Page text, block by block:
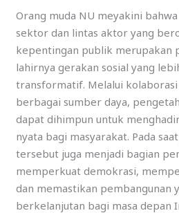
Orang muda NU meyakini
sektor dan lintas aktor yang
kepentingan publik merupakan
lahirnya gerakan sosial yang
transformatif. Melalui
berbagai sumber daya,
dapat dihimpun untuk
nyata bagi masyarakat. Pada
tersebut juga menjadi bagian
memperkuat demokrasi,
dan memastikan pembangunan
berkelanjutan bagi masa depan